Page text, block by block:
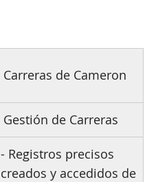
Carreras de Cameron
Gestión de Carreras
- Registros precisos
creados y accedidos de